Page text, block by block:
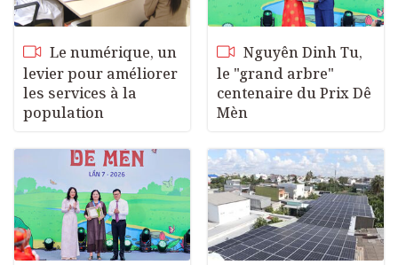
l
s
c
e
n
Le numérique, un
levier pour améliorer
les services à la
population
Nguyên Dinh Tu,
le "grand arbre"
centenaire du Prix Dê
Mèn